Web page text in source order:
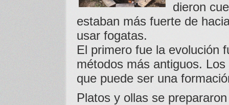
dieron
estaban más fuerte de
usar fogatas.
El primero fue la evolución
métodos más antiguos.
que puede ser una
Platos y ollas se